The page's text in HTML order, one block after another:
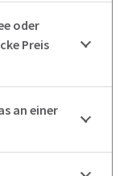
oder
Preis
an einer